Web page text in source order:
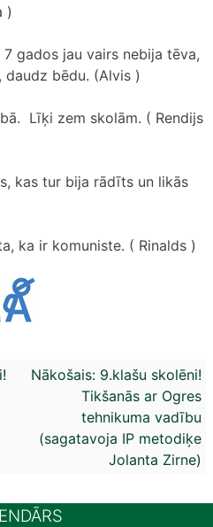
)
gados jau vairs nebija tēva,
daudz bēdu. (Alvis )
Līķi zem skolām. ( Rendijs
kas tur bija rādīts un likās
ka ir komuniste. ( Rinalds )
Nākošais: 9.klašu skolēni!
Tikšanās ar Ogres
tehnikuma vadību
(sagatavoja IP metodiķe
Jolanta Zirne)